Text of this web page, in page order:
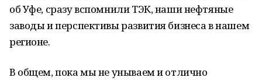
об Уфе, сразу вспомнили ТЭК, наши нефтяные
заводы и перспективы развития бизнеса в нашем
регионе.
В общем, пока мы не унываем и отлично